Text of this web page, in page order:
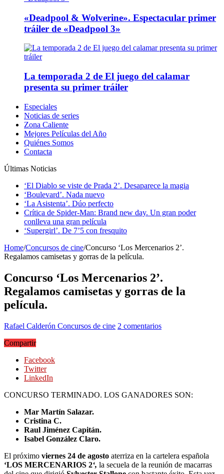
«Deadpool & Wolverine». Espectacular primer
tráiler de «Deadpool 3»
La temporada 2 de El juego del calamar
presenta su primer tráiler
Especiales
Noticias de series
Zona Caliente
Mejores Películas del Año
Quiénes Somos
Contacta
Últimas Noticias
‘El Diablo se viste de Prada 2’. Desaparece la magia
‘Boulevard’. Nada nuevo
‘La Asistenta’. Dúo perfecto
Crítica de Spider-Man: Brand new day. Un gran poder
conlleva una gran película
‘Supergirl’. De 7’5 con fresquito
Home/Concursos de cine/Concurso ‘Los Mercenarios 2’.
Regalamos camisetas y gorras de la película.
Concurso ‘Los Mercenarios 2’.
Regalamos camisetas y gorras de la
película.
Rafael Calderón Concursos de cine 2 comentarios
Compartir
Facebook
Twitter
LinkedIn
CONCURSO TERMINADO. LOS GANADORES SON:
Mar Martín Salazar.
Cristina C.
Raul Jiménez Capitán.
Isabel González Claro.
El próximo viernes 24 de agosto aterriza en la cartelera española
‘LOS MERCENARIOS 2‘, la secuela de la reunión de macarras